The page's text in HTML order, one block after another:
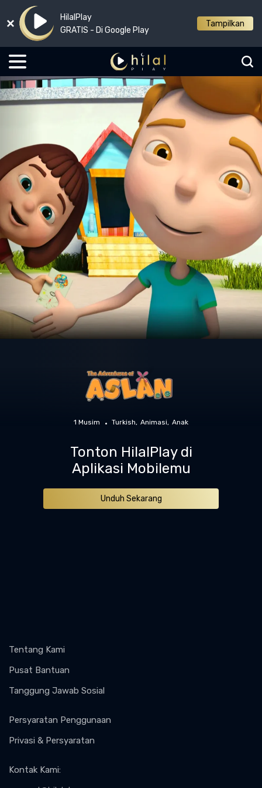
HilalPlay
GRATIS - Di Google Play
Tampilkan
1 Musim Turkish Animasi Anak
Tonton HilalPlay di
Aplikasi Mobilemu
Unduh Sekarang
Tentang Kami
Pusat Bantuan
Tanggung Jawab Sosial
Persyaratan Penggunaan
Privasi & Persyaratan
Kontak Kami: